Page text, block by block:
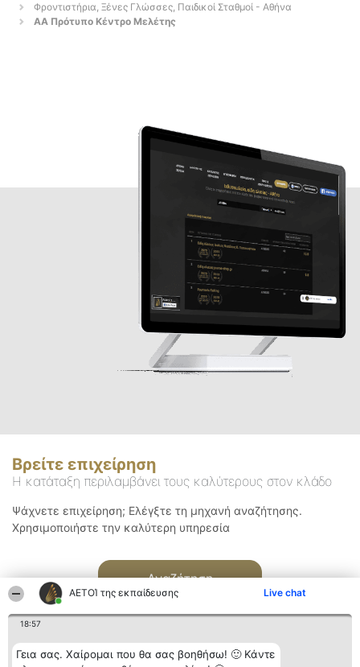
ΑΕΤΟΊ της εκπαίδευσης Live chat
18:57
Γεια σας. Χαίρομαι που θα σας βοηθήσω! 🙂 Κάντε
Φροντιστήρια, Ξένες Γλώσσες, Παιδικοί Σταθμοί - Αθήνα
AA Πρότυπο Κέντρο Μελέτης
Βρείτε επιχείρηση
Η κατάταξη περιλαμβάνει τους καλύτερους στον κλάδο
Ψάχνετε επιχείρηση; Ελέγξτε τη μηχανή αναζήτησης.
Χρησιμοποιήστε την καλύτερη υπηρεσία
Αναζήτηση